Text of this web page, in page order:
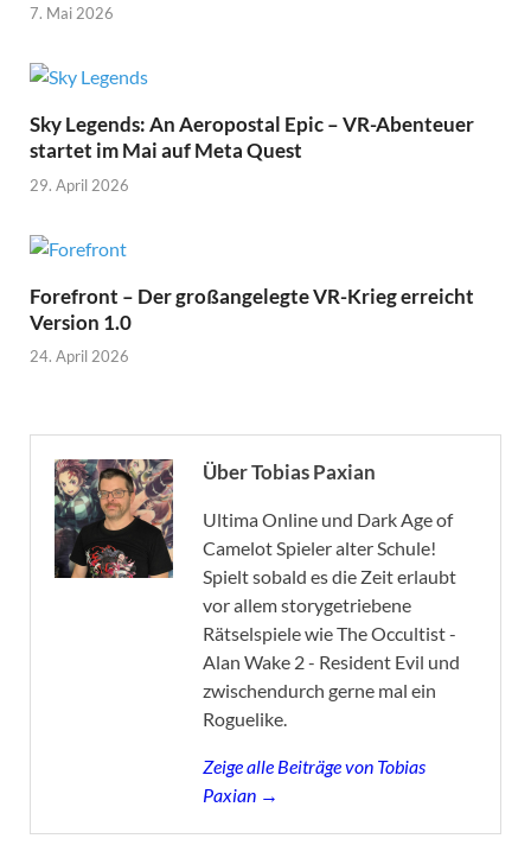
7. Mai 2026
Sky Legends: An Aeropostal Epic – VR-Abenteuer
startet im Mai auf Meta Quest
29. April 2026
Forefront – Der großangelegte VR-Krieg erreicht
Version 1.0
24. April 2026
Über Tobias Paxian
Ultima Online und Dark Age of
Camelot Spieler alter Schule!
Spielt sobald es die Zeit erlaubt
vor allem storygetriebene
Rätselspiele wie The Occultist -
Alan Wake 2 - Resident Evil und
zwischendurch gerne mal ein
Roguelike.
Zeige alle Beiträge von Tobias
Paxian →